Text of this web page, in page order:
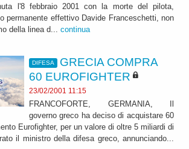
l'8 febbraio 2001 con la morte del pilota,
permanente effettivo Davide Franceschetti, non
della linea d... continua
DIFESA
GRECIA COMPRA
60 EUROFIGHTER
23/02/2001 11:15
FRANCOFORTE, GERMANIA, Il
governo greco ha deciso di acquistare 60
Eurofighter, per un valore di oltre 5 miliardi di
il ministro della difesa greco, annunciando...